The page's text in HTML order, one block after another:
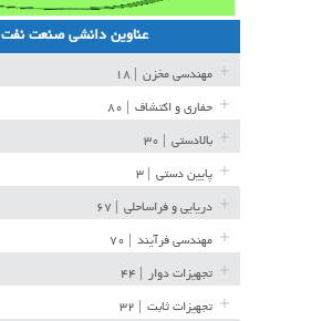
عناوین دانشی صنعت نفت
مهندسی مخزن
حفاری و اکتشاف
بالادستی
پایین دستی
دریایی و فراساحلی
مهندسی فرآیند
تجهیزات دوار
تجهیزات ثابت